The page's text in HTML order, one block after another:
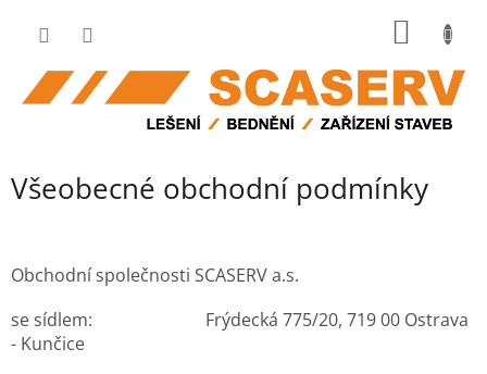
Všeobecné obchodní podmínky
Obchodní společnosti SCASERV a.s.
se sídlem: Frýdecká 775/20, 719 00 Ostrava
- Kunčice